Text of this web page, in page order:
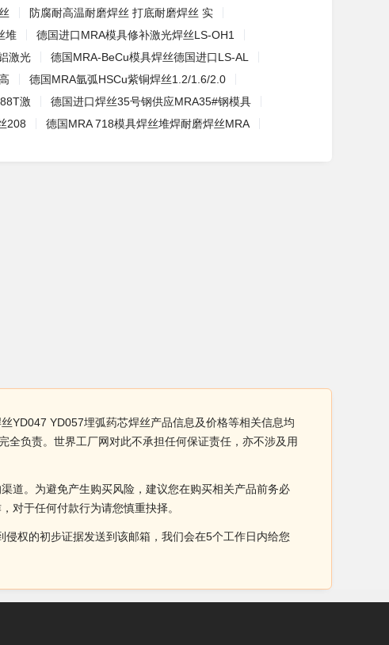
防腐耐高温耐磨焊丝 打底耐磨焊丝 实
堆
德国进口MRA模具修补激光焊丝LS-OH1
激光
德国MRA-BeCu模具焊丝德国进口LS-AL
德国MRA氩弧HSCu紫铜焊丝1.2/1.6/2.0
激
德国进口焊丝35号钢供应MRA35#钢模具
208 德国MRA 718模具焊丝堆焊耐磨焊丝MRA
YD047 YD057埋弧药芯焊丝产品信息及价格等相关信息均
负责。世界工厂网对此不承担任何保证责任，亦不涉及用
道。为避免产生购买风险，建议您在购买相关产品前务必
对于任何付款行为请您慎重抉择。
权的初步证据发送到该邮箱，我们会在5个工作日内给您